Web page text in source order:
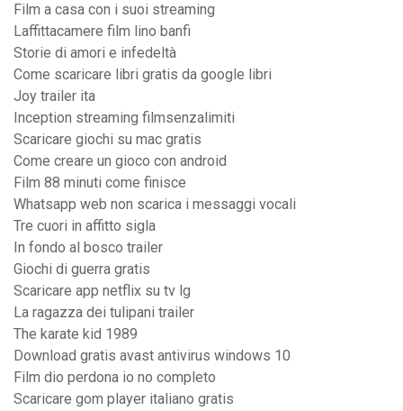
Film a casa con i suoi streaming
Laffittacamere film lino banfi
Storie di amori e infedeltà
Come scaricare libri gratis da google libri
Joy trailer ita
Inception streaming filmsenzalimiti
Scaricare giochi su mac gratis
Come creare un gioco con android
Film 88 minuti come finisce
Whatsapp web non scarica i messaggi vocali
Tre cuori in affitto sigla
In fondo al bosco trailer
Giochi di guerra gratis
Scaricare app netflix su tv lg
La ragazza dei tulipani trailer
The karate kid 1989
Download gratis avast antivirus windows 10
Film dio perdona io no completo
Scaricare gom player italiano gratis